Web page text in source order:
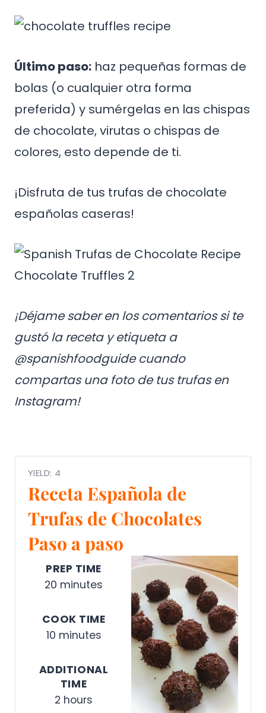
Último paso: haz pequeñas formas de
bolas (o cualquier otra forma
preferida) y sumérgelas en las chispas
de chocolate, virutas o chispas de
colores, esto depende de ti.
¡Disfruta de tus trufas de chocolate
españolas caseras!
¡Déjame saber en los comentarios si te
gustó la receta y etiqueta a
@spanishfoodguide cuando
compartas una foto de tus trufas en
Instagram!
YIELD: 4
Receta Española de
Trufas de Chocolates
Paso a paso
PREP TIME
20 minutes
COOK TIME
10 minutes
ADDITIONAL
TIME
2 hours